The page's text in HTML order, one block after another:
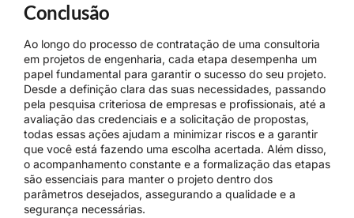
Conclusão
Ao longo do processo de contratação de uma consultoria
em projetos de engenharia, cada etapa desempenha um
papel fundamental para garantir o sucesso do seu projeto.
Desde a definição clara das suas necessidades, passando
pela pesquisa criteriosa de empresas e profissionais, até a
avaliação das credenciais e a solicitação de propostas,
todas essas ações ajudam a minimizar riscos e a garantir
que você está fazendo uma escolha acertada. Além disso,
o acompanhamento constante e a formalização das etapas
são essenciais para manter o projeto dentro dos
parâmetros desejados, assegurando a qualidade e a
segurança necessárias.